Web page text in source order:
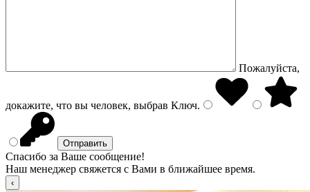
Пожалуйста,
докажите, что вы человек, выбрав Ключ.
Спасибо за Ваше сообщение!
Наш менеджер свяжется с Вами в ближайшее время.